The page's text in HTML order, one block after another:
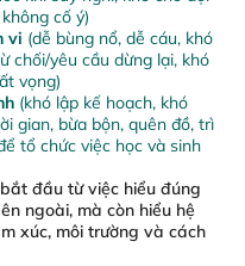
cố ý)
vi (dễ bùng nổ, dễ cáu, khó
chối/yêu cầu dừng lại, khó
vọng)
(khó lập kế hoạch, khó
gian, bừa bộn, quên đồ, trì
tổ chức việc học và sinh
đầu từ việc hiểu đúng
ngoài, mà còn hiểu hệ
xúc, môi trường và cách